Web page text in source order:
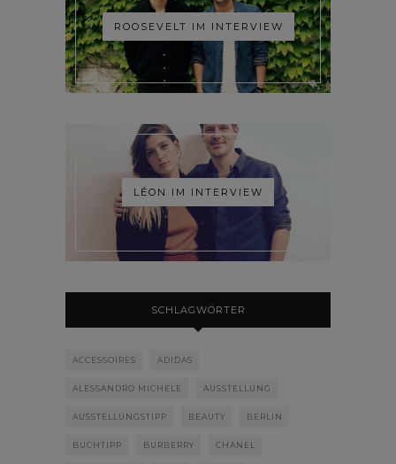
ROOSEVELT IM INTERVIEW
LÉON IM INTERVIEW
SCHLAGWÖRTER
ACCESSOIRES ADIDAS
ALESSANDRO MICHELE AUSSTELLUNG
AUSSTELLUNGSTIPP BEAUTY BERLIN
BUCHTIPP BURBERRY CHANEL